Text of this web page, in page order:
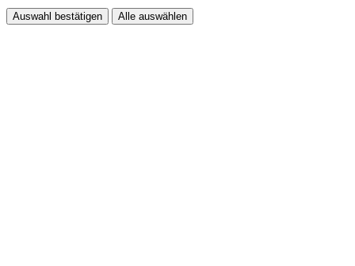
Auswahl bestätigen Alle auswählen